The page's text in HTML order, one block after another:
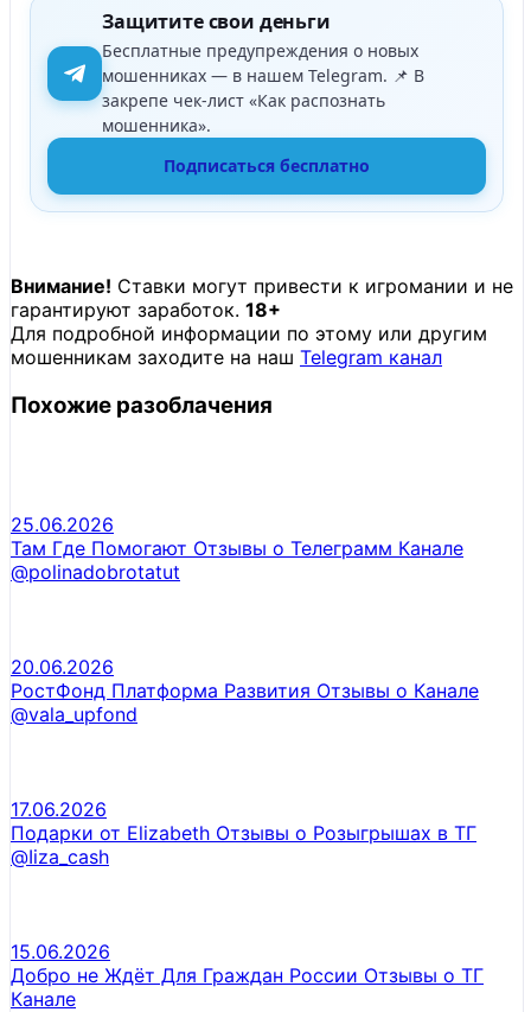
Защитите свои деньги
Бесплатные предупреждения о новых
мошенниках — в нашем Telegram. 📌 В
закрепе чек-лист «Как распознать
мошенника».
Подписаться бесплатно
Внимание! Ставки могут привести к игромании и не
гарантируют заработок. 18+
Для подробной информации по этому или другим
мошенникам заходите на наш Telegram канал
Похожие разоблачения
25.06.2026
Там Где Помогают Отзывы о Телеграмм Канале
@polinadobrotatut
20.06.2026
РостФонд Платформа Развития Отзывы о Канале
@vala_upfond
17.06.2026
Подарки от Elizabeth Отзывы о Розыгрышах в ТГ
@Iiza_cash
15.06.2026
Добро не Ждёт Для Граждан России Отзывы о ТГ
Канале